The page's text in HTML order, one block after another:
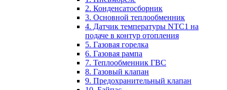
2. Конденсатосборник
3. Основной теплообменник
4. Датчик температуры NTC1 на
подаче в контур отопления
5. Газовая горелка
6. Газовая рампа
7. Теплообменник ГВС
8. Газовый клапан
9. Предохранительный клапан